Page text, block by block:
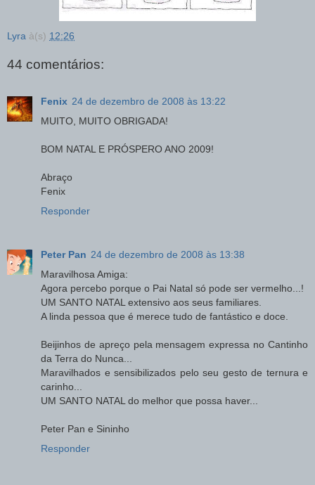
Lyra à(s) 12:26
44 comentários:
Fenix 24 de dezembro de 2008 às 13:22
MUITO, MUITO OBRIGADA!
BOM NATAL E PRÓSPERO ANO 2009!
Abraço
Fenix
Responder
Peter Pan 24 de dezembro de 2008 às 13:38
Maravilhosa Amiga:
Agora percebo porque o Pai Natal só pode ser vermelho...!
UM SANTO NATAL extensivo aos seus familiares.
A linda pessoa que é merece tudo de fantástico e doce.
Beijinhos de apreço pela mensagem expressa no Cantinho
da Terra do Nunca...
Maravilhados e sensibilizados pelo seu gesto de ternura e
carinho...
UM SANTO NATAL do melhor que possa haver...
Peter Pan e Sininho
Responder